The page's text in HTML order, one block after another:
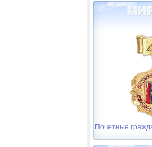
Почетные